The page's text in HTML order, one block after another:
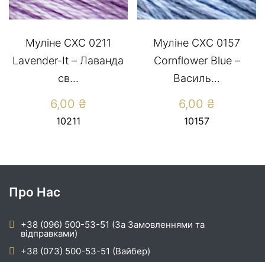
Муліне СХС 0211
Lavender-It – Лаванда
св...
6,00 ₴
10211
Муліне СХС 0157
Cornflower Blue –
Василь...
6,00 ₴
10157
Про Нас
+38 (096) 500-53-51 (За Замовленнями та
відправками)
+38 (073) 500-53-51 (Вайбер)